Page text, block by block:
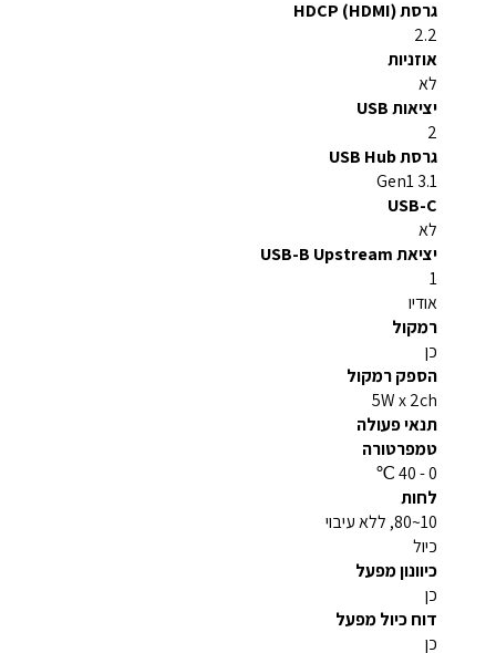
גרסת HDCP (HDMI)
2.2
אוזניות
לא
יציאות USB
2
גרסת USB Hub
3.1 Gen1
USB-C
לא
יציאת USB-B Upstream
1
אודיו
רמקול
כן
הספק רמקול
5W x 2ch
תנאי פעולה
טמפרטורה
0 - 40 ℃
לחות
10~80, ללא עיבוי
כיול
כיוונון מפעל
כן
דוח כיול מפעל
כן